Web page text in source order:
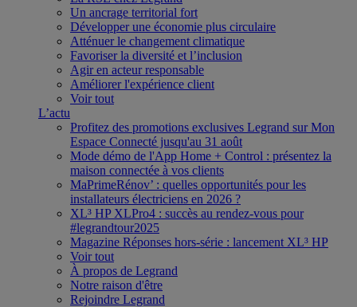
Un ancrage territorial fort
Développer une économie plus circulaire
Atténuer le changement climatique
Favoriser la diversité et l’inclusion
Agir en acteur responsable
Améliorer l'expérience client
Voir tout
L’actu
Profitez des promotions exclusives Legrand sur Mon
Espace Connecté jusqu'au 31 août
Mode démo de l'App Home + Control : présentez la
maison connectée à vos clients
MaPrimeRénov’ : quelles opportunités pour les
installateurs électriciens en 2026 ?
XL³ HP XLPro4 : succès au rendez-vous pour
#legrandtour2025
Magazine Réponses hors-série : lancement XL³ HP
Voir tout
À propos de Legrand
Notre raison d'être
Rejoindre Legrand